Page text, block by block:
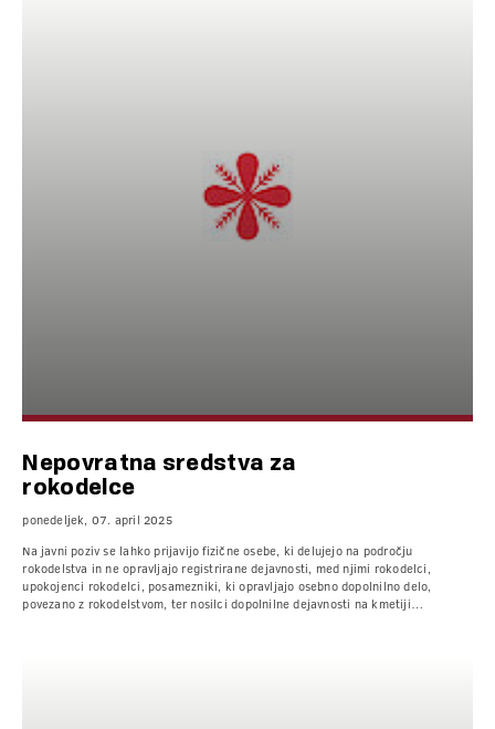
Nepovratna sredstva za
rokodelce
ponedeljek, 07. april 2025
Na javni poziv se lahko prijavijo fizične osebe, ki delujejo na področju
rokodelstva in ne opravljajo registrirane dejavnosti, med njimi rokodelci,
upokojenci rokodelci, posamezniki, ki opravljajo osebno dopolnilno delo,
povezano z rokodelstvom, ter nosilci dopolnilne dejavnosti na kmetiji…